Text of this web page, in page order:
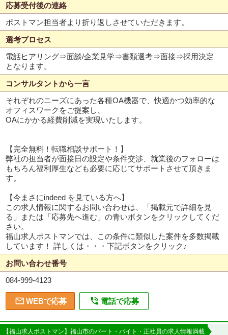
応募受付後の連絡
ポストマン担当者より折り返しさせていただきます。
選考プロセス
電話ヒアリング⇒面談/企業見学⇒書類選考⇒面接⇒採用決定
となります。
コンサルタントから一言
それぞれのニーズにあった各種OA機器で、快適かつ効率的な
オフィスワークをご提案し、
OAにかかる経費削減を実現いたします。
【完全無料！転職相談サポート！】
弊社の担当者が面接日の設定や条件交渉、就業後のフォローは
もちろん福利厚生なども必要に応じてサポートさせて頂きま
す。
【今まさにindeed を見ている方へ】
この求人情報に関するお問い合わせは、「掲載元で詳細を見
る」または「応募先へ進む」の青いボタンをクリックしてくだ
さい。
福山求人ポストマンでは、この条件に類似した案件を多数掲載
しています！ 詳しくは・・・下記ボタンをクリック♪
お問い合わせ番号
084-999-4123
 WEBで応募  電話で応募
【福山求人ポストマン】福山市のパート・バイト・正社員の求人情報満載